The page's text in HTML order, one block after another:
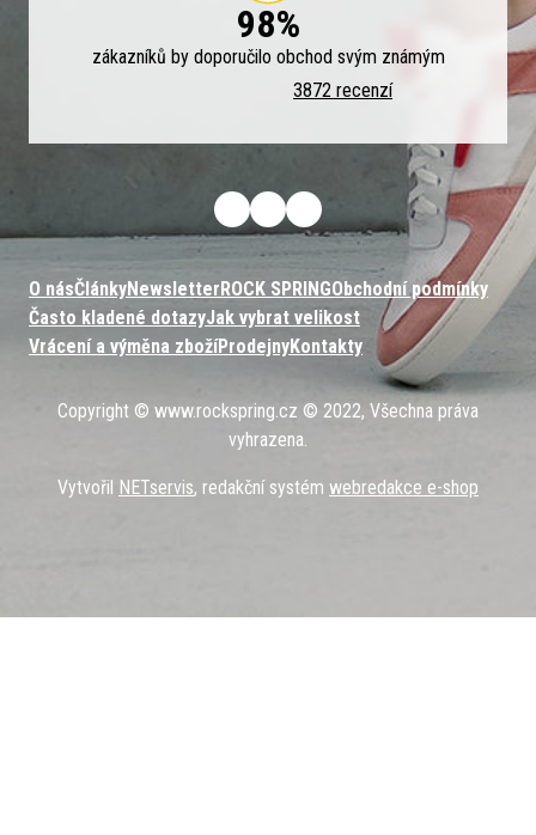
98%
zákazníků by doporučilo obchod svým známým
3872 recenzí
O násČlánkyNewsletterROCK SPRINGObchodní podmínky
Často kladené dotazyJak vybrat velikost
Vrácení a výměna zbožíProdejnyKontakty
Copyright © www.rockspring.cz © 2022, Všechna práva
vyhrazena.
Vytvořil NETservis, redakční systém webredakce e-shop